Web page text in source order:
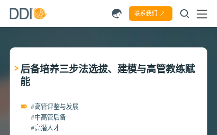
联系我们
后备培养三步法选拔、建模与高管教练赋
能
#高管评鉴与发展
#中高管后备
#高潜人才